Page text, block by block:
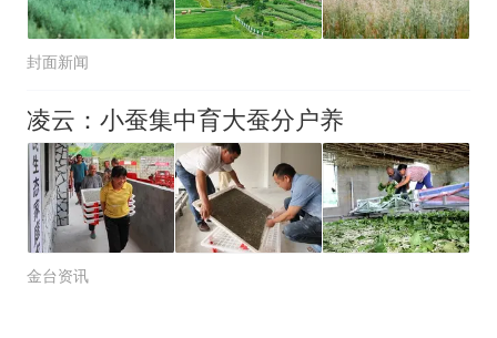
封面新闻
凌云：小蚕集中育大蚕分户养
金台资讯